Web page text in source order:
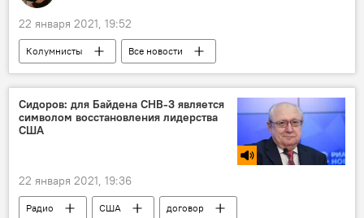
22 января 2021, 19:52
Колумнисты
Все новости
вакцина от коронавируса
Сидоров: для Байдена СНВ-3 является
символом восстановления лидерства
США
22 января 2021, 19:36
Радио США
договор